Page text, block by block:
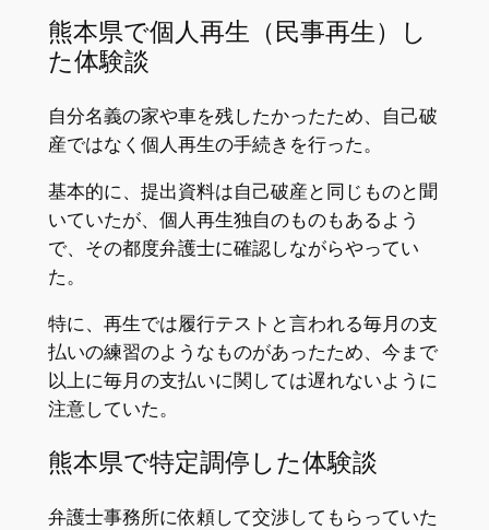
熊本県で個人再生（民事再生）し
た体験談
自分名義の家や車を残したかったため、自己破
産ではなく個人再生の手続きを行った。
基本的に、提出資料は自己破産と同じものと聞
いていたが、個人再生独自のものもあるよう
で、その都度弁護士に確認しながらやってい
た。
特に、再生では履行テストと言われる毎月の支
払いの練習のようなものがあったため、今まで
以上に毎月の支払いに関しては遅れないように
注意していた。
熊本県で特定調停した体験談
弁護士事務所に依頼して交渉してもらっていた